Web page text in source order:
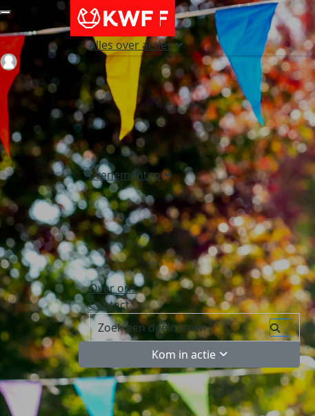
Alles over acties
Evenementen
Over ons
Contact
Kom in actie
Login